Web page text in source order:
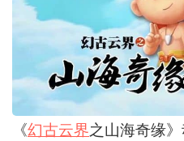
《幻古云界之山海奇缘